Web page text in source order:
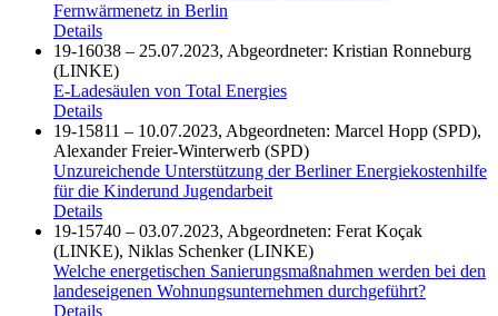
Fernwärmenetz in Berlin
Details
19-16038 – 25.07.2023, Abgeordneter: Kristian Ronneburg
(LINKE)
E-Ladesäulen von Total Energies
Details
19-15811 – 10.07.2023, Abgeordneten: Marcel Hopp (SPD),
Alexander Freier-Winterwerb (SPD)
Unzureichende Unterstützung der Berliner Energiekostenhilfe
für die Kinderund Jugendarbeit
Details
19-15740 – 03.07.2023, Abgeordneten: Ferat Koçak
(LINKE), Niklas Schenker (LINKE)
Welche energetischen Sanierungsmaßnahmen werden bei den
landeseigenen Wohnungsunternehmen durchgeführt?
Details